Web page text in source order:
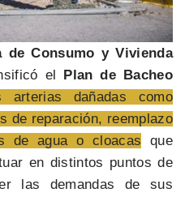
de Consumo y Vivienda
el Plan de Bacheo
arterias dañadas como
de reparación, reemplazo
de agua o cloacas que
en distintos puntos de
las demandas de sus